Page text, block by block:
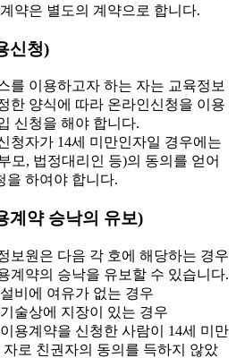
약은 별도의 계약으로 합니다.
신청)
를 이용하고자 하는 자는 교육정보
한 양식에 따라 온라인신청을 이용
신청을 해야 합니다.
청자가 14세 미만인자일 경우에는
모, 법정대리인 등)의 동의를 얻어
을 하여야 합니다.
계약 승낙의 유보)
보원은 다음 각 호에 해당하는 경우
계약의 승낙을 유보할 수 있습니다.
비에 여유가 없는 경우
술상에 지장이 있는 경우
용계약을 신청한 사람이 14세 미만
자로 친권자의 동의를 득하지 않았